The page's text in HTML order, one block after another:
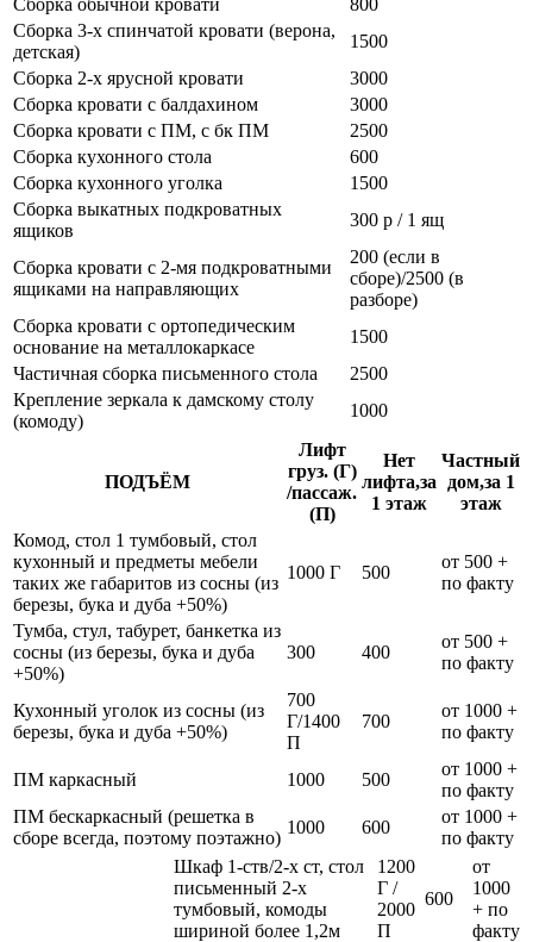
Сборка 3-х спинчатой кровати (верона,
детская)
1500
Сборка 2-х ярусной кровати
3000
Сборка кровати с балдахином
3000
Сборка кровати с ПМ, с бк ПМ
2500
Сборка кухонного стола
600
Сборка кухонного уголка
1500
Сборка выкатных подкроватных
ящиков
300 р / 1 ящ
Сборка кровати с 2-мя подкроватными
ящиками на направляющих
200 (если в
сборе)/2500 (в
разборе)
Сборка кровати с ортопедическим
основание на металлокаркасе
1500
Частичная сборка письменного стола
2500
Крепление зеркала к дамскому столу
(комоду)
1000
ПОДЪЁМ
Лифт
груз. (Г)
/пассаж.
(П)
Нет
лифта,за
1 этаж
Частный
дом,за 1
этаж
Комод, стол 1 тумбовый, стол
кухонный и предметы мебели
таких же габаритов из сосны (из
березы, бука и дуба +50%)
1000 Г 500
от 500 +
по факту
Тумба, стул, табурет, банкетка из
сосны (из березы, бука и дуба
+50%)
300 400
от 500 +
по факту
Кухонный уголок из сосны (из
березы, бука и дуба +50%)
700
Г/1400
П
700
от 1000 +
по факту
ПМ каркасный 1000 500
от 1000 +
по факту
ПМ бескаркасный (решетка в
сборе всегда, поэтому поэтажно)
1000 600
от 1000 +
по факту
Шкаф 1-ств/2-х ст, стол
письменный 2-х
тумбовый, комоды
шириной более 1,2м
1200
Г /
2000
П
600
от
1000
+ по
факту